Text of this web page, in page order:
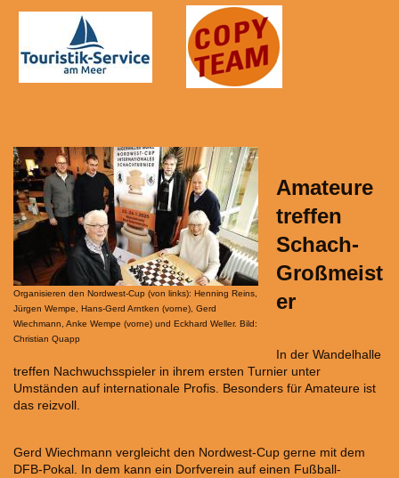
Organisieren den Nordwest-Cup (von links): Henning Reins,
Jürgen Wempe, Hans-Gerd Arntken (vorne), Gerd
Wiechmann, Anke Wempe (vorne) und Eckhard Weller. Bild:
Christian Quapp
Amateure
treffen
Schach-
Großmeist
er
In der Wandelhalle
treffen Nachwuchsspieler in ihrem ersten Turnier unter
Umständen auf internationale Profis. Besonders für Amateure ist
das reizvoll.
Gerd Wiechmann vergleicht den Nordwest-Cup gerne mit dem
DFB-Pokal. In dem kann ein Dorfverein auf einen Fußball-